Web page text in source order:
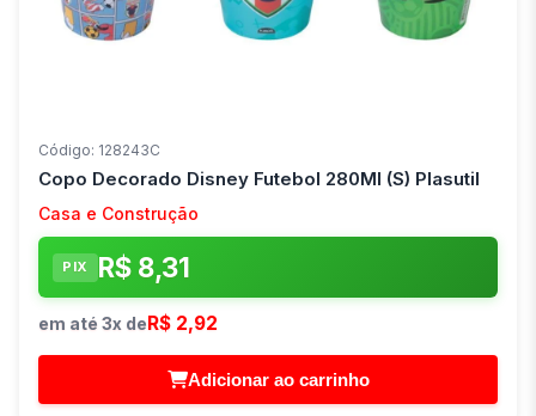
Código: 128243C
Copo Decorado Disney Futebol 280Ml (S) Plasutil
Casa e Construção
PIX R$ 8,31
em até 3x de R$ 2,92
Adicionar ao carrinho